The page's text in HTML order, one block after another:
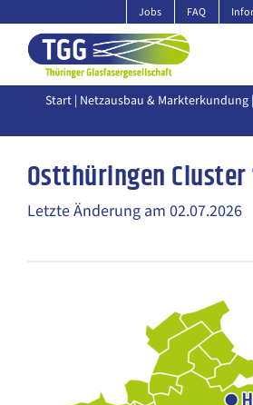
Inhalt
springen
Jobs FAQ
Start | Netzausbau & Markterkundung
Ostthüringen Cluster
Letzte Änderung am 02.07.2026